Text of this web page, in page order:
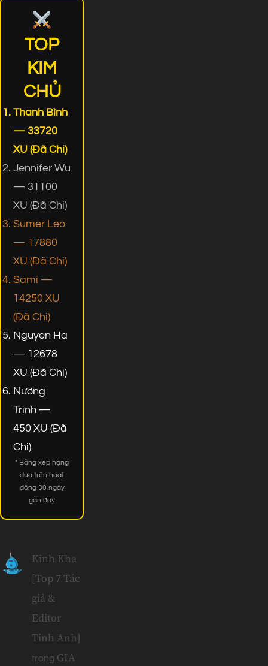
TOP
KIM
CHỦ
Thanh Bình
— 33720
XU (Đã Chi)
Jennifer Wu
— 31100
XU (Đã Chi)
Sumer Leo
— 17880
XU (Đã Chi)
Sami —
14250 XU
(Đã Chi)
Nguyen Ha
— 12678
XU (Đã Chi)
Nương
Trịnh —
450 XU (Đã
Chi)
* Bảng xếp hạng
dựa trên hoạt
động 30 ngày
gần đây
Kinh Kha
[Top 7 Tác
giả &
Editor
Tinh Anh]
trong GIA